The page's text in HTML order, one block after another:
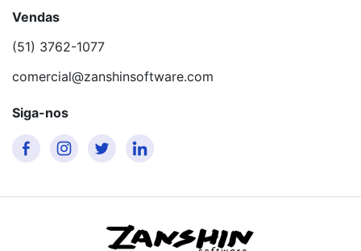
Vendas
(51) 3762-1077
comercial@zanshinsoftware.com
Siga-nos